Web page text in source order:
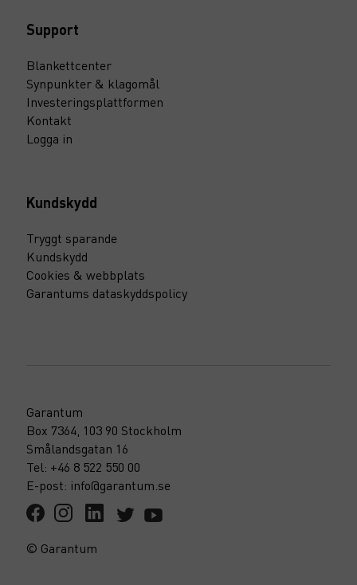
Support
Blankettcenter
Synpunkter & klagomål
Investeringsplattformen
Kontakt
Logga in
Kundskydd
Tryggt sparande
Kundskydd
Cookies & webbplats
Garantums dataskyddspolicy
Garantum
Box 7364, 103 90 Stockholm
Smålandsgatan 16
Tel: +46 8 522 550 00
E-post: info@garantum.se
© Garantum